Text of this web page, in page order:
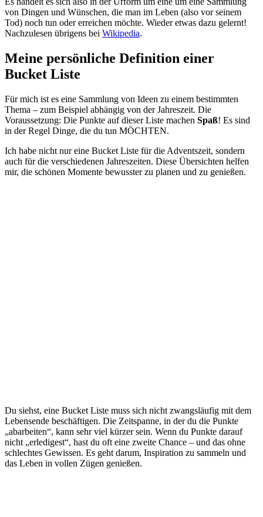
von Dingen und Wünschen, die man im Leben (also vor seinem
Tod) noch tun oder erreichen möchte. Wieder etwas dazu gelernt!
Nachzulesen übrigens bei Wikipedia.
Meine persönliche Definition einer
Bucket Liste
Für mich ist es eine Sammlung von Ideen zu einem bestimmten
Thema – zum Beispiel abhängig von der Jahreszeit. Die
Voraussetzung: Die Punkte auf dieser Liste machen Spaß! Es sind
in der Regel Dinge, die du tun MÖCHTEN.
Ich habe nicht nur eine Bucket Liste für die Adventszeit, sondern
auch für die verschiedenen Jahreszeiten. Diese Übersichten helfen
mir, die schönen Momente bewusster zu planen und zu genießen.
Du siehst, eine Bucket Liste muss sich nicht zwangsläufig mit dem
Lebensende beschäftigen. Die Zeitspanne, in der du die Punkte
„abarbeiten“, kann sehr viel kürzer sein. Wenn du Punkte darauf
nicht „erledigest“, hast du oft eine zweite Chance – und das ohne
schlechtes Gewissen. Es geht darum, Inspiration zu sammeln und
das Leben in vollen Zügen genießen.